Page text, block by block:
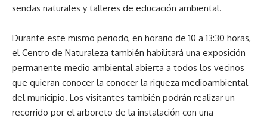
sendas naturales y talleres de educación ambiental.
Durante este mismo periodo, en horario de 10 a 13:30 horas,
el Centro de Naturaleza también habilitará una exposición
permanente medio ambiental abierta a todos los vecinos
que quieran conocer la conocer la riqueza medioambiental
del municipio. Los visitantes también podrán realizar un
recorrido por el arboreto de la instalación con una